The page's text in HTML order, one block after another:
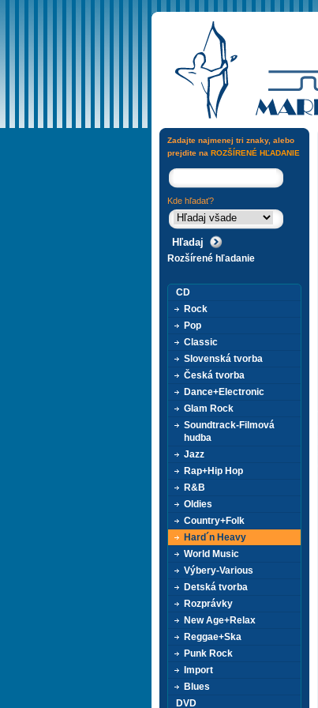
Zadajte najmenej tri znaky, alebo
prejdite na ROZŠÍRENÉ HĽADANIE
Kde hľadať?
Rozšírené hľadanie
CD
Rock
Pop
Classic
Slovenská tvorba
Česká tvorba
Dance+Electronic
Glam Rock
Soundtrack-Filmová
hudba
Jazz
Rap+Hip Hop
R&B
Oldies
Country+Folk
Hard´n Heavy
World Music
Výbery-Various
Detská tvorba
Rozprávky
New Age+Relax
Reggae+Ska
Punk Rock
Import
Blues
DVD